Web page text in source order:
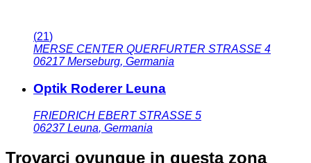
(21)
MERSE CENTER QUERFURTER STRASSE 4
06217 Merseburg, Germania
Optik Roderer Leuna
FRIEDRICH EBERT STRASSE 5
06237 Leuna, Germania
Trovarci ovunque in questa zona